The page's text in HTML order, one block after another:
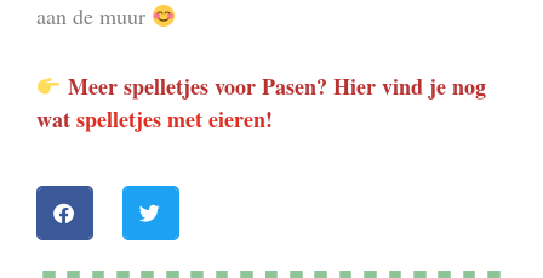
aan de muur
Meer spelletjes voor Pasen? Hier vind je nog
watspelletjes met eieren!